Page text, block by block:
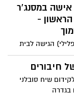
של נתינה לקהילה.
מזון לקראת החגים
במסנג'ר
-
הגישה לבית
אישום נגד אלדר
דוידוב, תושב הדרום בן כ- 28, המייחס לו
ומעשה מגונה. על פי
את האישה בדייט
חיבורים
שיח סובלני
בגדרה